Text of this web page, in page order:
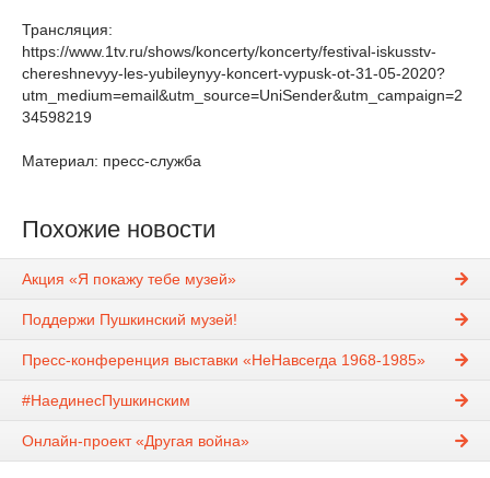
Трансляция:
https://www.1tv.ru/shows/koncerty/koncerty/festival-iskusstv-
chereshnevyy-les-yubileynyy-koncert-vypusk-ot-31-05-2020?
utm_medium=email&utm_source=UniSender&utm_campaign=2
34598219
Материал: пресс-служба
Похожие новости
Акция «Я покажу тебе музей»
Поддержи Пушкинский музей!
Пресс-конференция выставки «НеНавсегда 1968-1985»
#НаединесПушкинским
Онлайн-проект «Другая война»